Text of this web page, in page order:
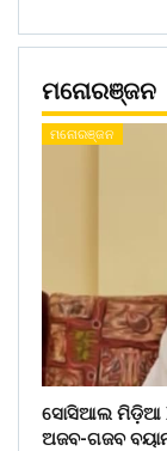
ମନୋରଞ୍ଜନ
ମନୋରଞ୍ଜନ
ସୋସିଆଲ ମିଡ଼ିଆ
ଅଜବ-ଗଜବ